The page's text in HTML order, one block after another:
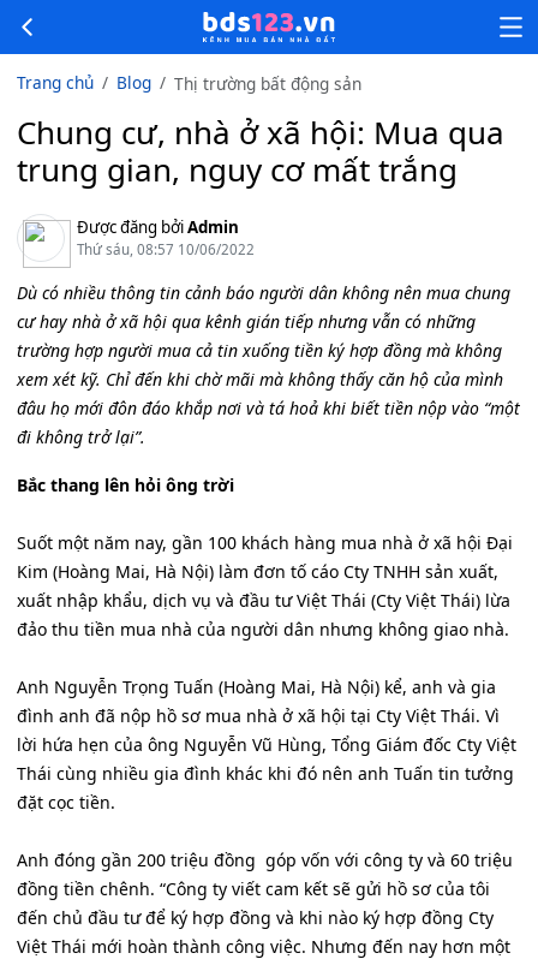
Trang chủ Blog Thị trường bất động sản
Chung cư, nhà ở xã hội: Mua qua
trung gian, nguy cơ mất trắng
Được đăng bởiAdmin
Thứ sáu, 08:57 10/06/2022
Dù có nhiều thông tin cảnh báo người dân không nên mua chung
cư hay nhà ở xã hội qua kênh gián tiếp nhưng vẫn có những
trường hợp người mua cả tin xuống tiền ký hợp đồng mà không
xem xét kỹ. Chỉ đến khi chờ mãi mà không thấy căn hộ của mình
đâu họ mới đôn đáo khắp nơi và tá hoả khi biết tiền nộp vào “một
đi không trở lại”.
Bắc thang lên hỏi ông trời
Suốt một năm nay, gần 100 khách hàng mua nhà ở xã hội Đại
Kim (Hoàng Mai, Hà Nội) làm đơn tố cáo Cty TNHH sản xuất,
xuất nhập khẩu, dịch vụ và đầu tư Việt Thái (Cty Việt Thái) lừa
đảo thu tiền mua nhà của người dân nhưng không giao nhà.
Anh Nguyễn Trọng Tuấn (Hoàng Mai, Hà Nội) kể, anh và gia
đình anh đã nộp hồ sơ mua nhà ở xã hội tại Cty Việt Thái. Vì
lời hứa hẹn của ông Nguyễn Vũ Hùng, Tổng Giám đốc Cty Việt
Thái cùng nhiều gia đình khác khi đó nên anh Tuấn tin tưởng
đặt cọc tiền.
Anh đóng gần 200 triệu đồng góp vốn với công ty và 60 triệu
đồng tiền chênh. “Công ty viết cam kết sẽ gửi hồ sơ của tôi
đến chủ đầu tư để ký hợp đồng và khi nào ký hợp đồng Cty
Việt Thái mới hoàn thành công việc. Nhưng đến nay hơn một